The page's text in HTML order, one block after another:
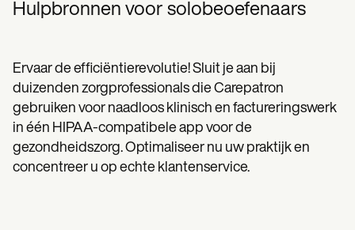
Hulpbronnen voor solobeoefenaars
Ervaar de efficiëntierevolutie! Sluit je aan bij
duizenden zorgprofessionals die Carepatron
gebruiken voor naadloos klinisch en factureringswerk
in één HIPAA-compatibele app voor de
gezondheidszorg. Optimaliseer nu uw praktijk en
concentreer u op echte klantenservice.